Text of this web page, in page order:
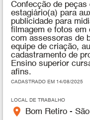
Confecção de peças
estagiário(a) para
publicidade para
filmagem e fotos em
com assessoras de
equipe de criação,
cadastramento de
Ensino superior
afins.
CADASTRADO EM 14/08/2025
LOCAL DE TRABALHO
place Bom Retiro -